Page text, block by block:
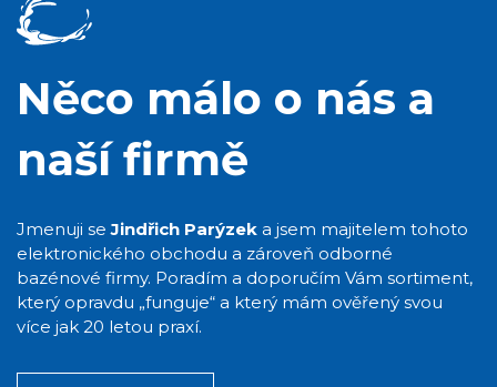
Něco málo o nás a
naší firmě
Jmenuji seJindřich Parýzek a jsem majitelem tohoto
elektronického obchodu a zároveň odborné
bazénové firmy. Poradím a doporučím Vám sortiment,
který opravdu „funguje“ a který mám ověřený svou
více jak 20 letou praxí.